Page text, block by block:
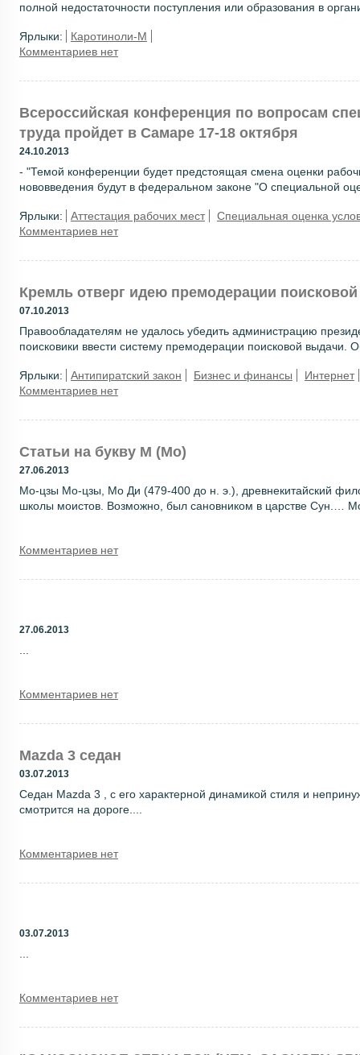
полной недостаточности поступления или образования в
Ярлыки:
Каротиноли-М
Комментариев нет
Всероссийская конференция по вопросам
труда пройдет в Самаре 17-18 октября
24.10.2013
- "Темой конференции будет предстоящая смена оценки
нововведения будут в федеральном законе "О специальной
Ярлыки: Аттестация рабочих мест
Специальная оценка
Комментариев нет
Кремль отверг идею премодерации
07.10.2013
Правообладателям не удалось убедить администрацию
поисковики ввести систему премодерации поисковой выдачи.
Ярлыки: Антипиратский закон Бизнес и финансы
Интернет
Комментариев нет
Статьи на букву М (Мо)
27.06.2013
Мо-цзы Мо-цзы, Мо Ди (479-400 до н. э.), древнекитайский
школы моистов. Возможно, был сановником в царстве Сун.…
Комментариев нет
27.06.2013
Комментариев нет
Mazda 3 седан
03.07.2013
Седан Mazda 3 , с его характерной динамикой стиля и
смотрится на дороге....
Комментариев нет
03.07.2013
Комментариев нет